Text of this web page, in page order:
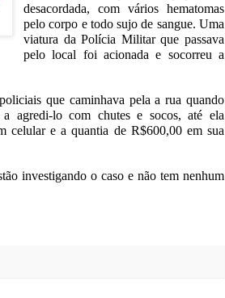
desacordada, com vários hematomas
pelo corpo e todo sujo de sangue. Uma
viatura da Polícia Militar que passava
pelo local foi acionada e socorreu a
que caminhava pela a rua quando
a agredi-lo com chutes e socos, até ela
celular e a quantia de R$600,00 em sua
investigando o caso e não tem nenhum